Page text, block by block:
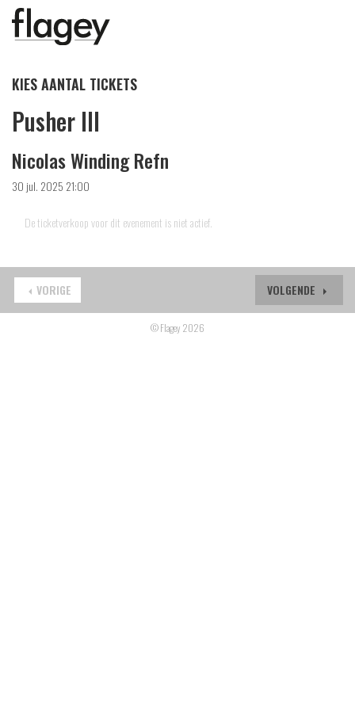
KIES AANTAL TICKETS
Pusher III
Nicolas Winding Refn
30 jul. 2025 21:00
De ticketverkoop voor dit evenement is niet actief.
VOLGENDE
VORIGE
© Flagey 2026